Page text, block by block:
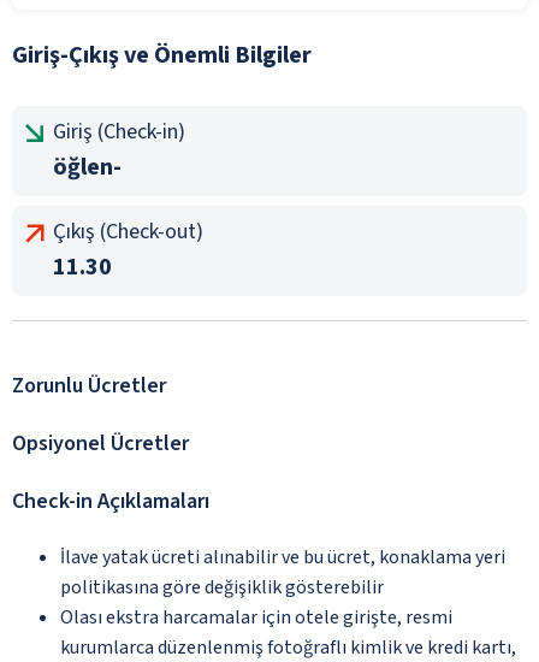
Giriş-Çıkış ve Önemli Bilgiler
Giriş (Check-in)
öğlen-
Çıkış (Check-out)
11.30
Zorunlu Ücretler
Opsiyonel Ücretler
Check-in Açıklamaları
İlave yatak ücreti alınabilir ve bu ücret, konaklama yeri
politikasına göre değişiklik gösterebilir
Olası ekstra harcamalar için otele girişte, resmi
kurumlarca düzenlenmiş fotoğraflı kimlik ve kredi kartı,